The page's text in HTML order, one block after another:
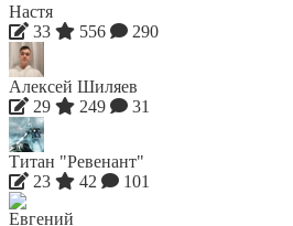
Настя
33
556 290
Алексей Шиляев
29
249 31
Титан "Ревенант"
23
42 101